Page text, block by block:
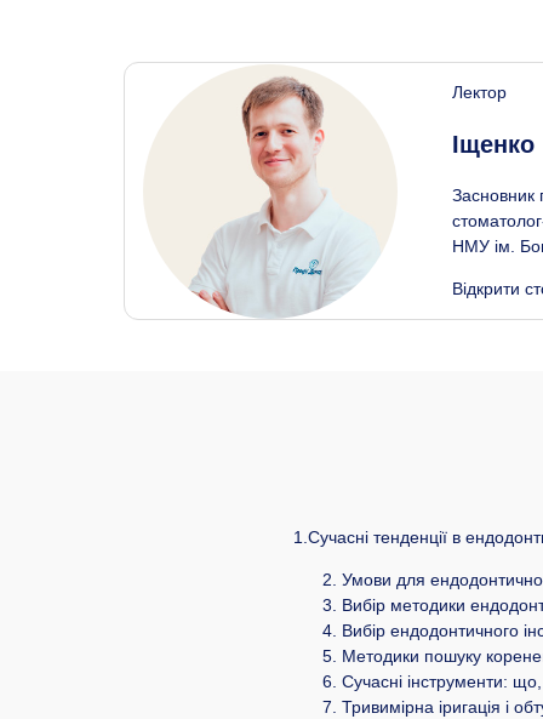
Лектор
Іщенко
Засновник
НМУ ім.
Відкрити
1.Сучасні тенденції в
Умови для
Вибір методики
Вибір ендодонтичного
Методики пошуку
Сучасні інструменти:
Тривимірна іригація і